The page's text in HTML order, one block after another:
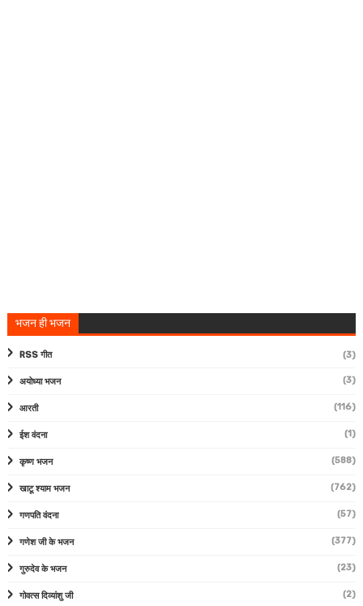
भजन ही भजन
RSS गीत (3)
अयोध्या भजन (3)
आरती (116)
ईश वंदना (1)
कृष्ण भजन (588)
खाटू श्याम भजन (762)
गणपति वंदना (57)
गणेश जी के भजन (377)
गुरुदेव के भजन (23)
गोवत्स दिव्यांशु जी (2)